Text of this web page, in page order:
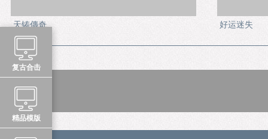
天铸傳奇 好运迷失
复古合击
精品模版